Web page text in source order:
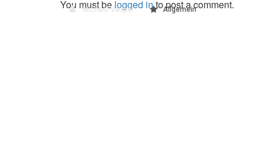
Michael Vaupel Allgemein
You must belogged into post a comment.